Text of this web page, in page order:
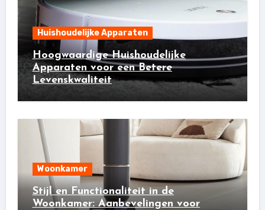
Huishoudelijke Apparaten
Hoogwaardige Huishoudelijke
Apparaten voor een Betere
Levenskwaliteit
Woonkamer
Stijl en Functionaliteit in de
Woonkamer: Aanbevelingen voor